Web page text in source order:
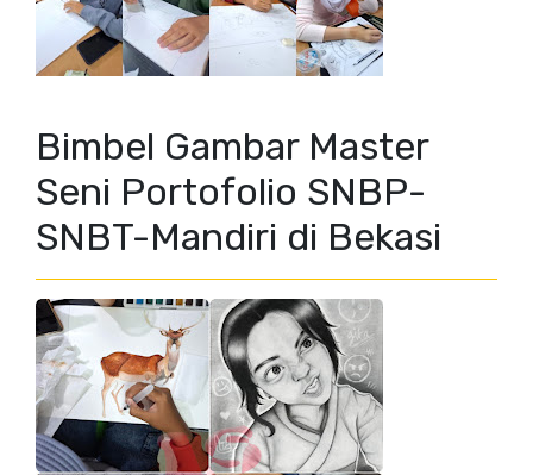
Bimbel Gambar Master
Seni Portofolio SNBP-
SNBT-Mandiri di Bekasi